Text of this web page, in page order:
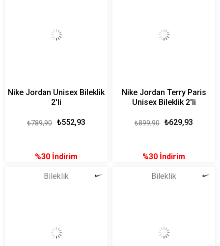
Nike Jordan Unisex Bileklik
2'li
₺552,93
₺789,90
%30 İndirim
Nike Jordan Terry Paris
Unisex Bileklik 2'li
₺629,93
₺899,90
%30 İndirim
Bileklik Bileklik